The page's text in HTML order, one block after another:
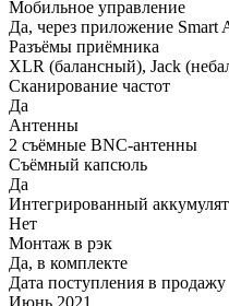
Мобильное управление
Да, через приложение Smart
Разъёмы приёмника
XLR (балансный), Jack
Сканирование частот
Да
Антенны
2 съёмные BNC-антенны
Съёмный капсюль
Да
Интегрированный
Нет
Монтаж в рэк
Да, в комплекте
Дата поступления в продажу